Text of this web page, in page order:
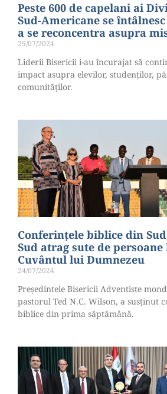
Peste 600 de capelani ai
Sud-Americane se
a se reconcentra asupra
25/07/2024
Liderii Bisericii i-au încurajat să
impact asupra elevilor, studenților,
comunităților.
Conferințele biblice din
Sud atrag sute de persoane
Cuvântul lui Dumnezeu
24/07/2024
Președintele Bisericii Adventiste
pastorul Ted N.C. Wilson, a susținut
biblice din prima săptămână.